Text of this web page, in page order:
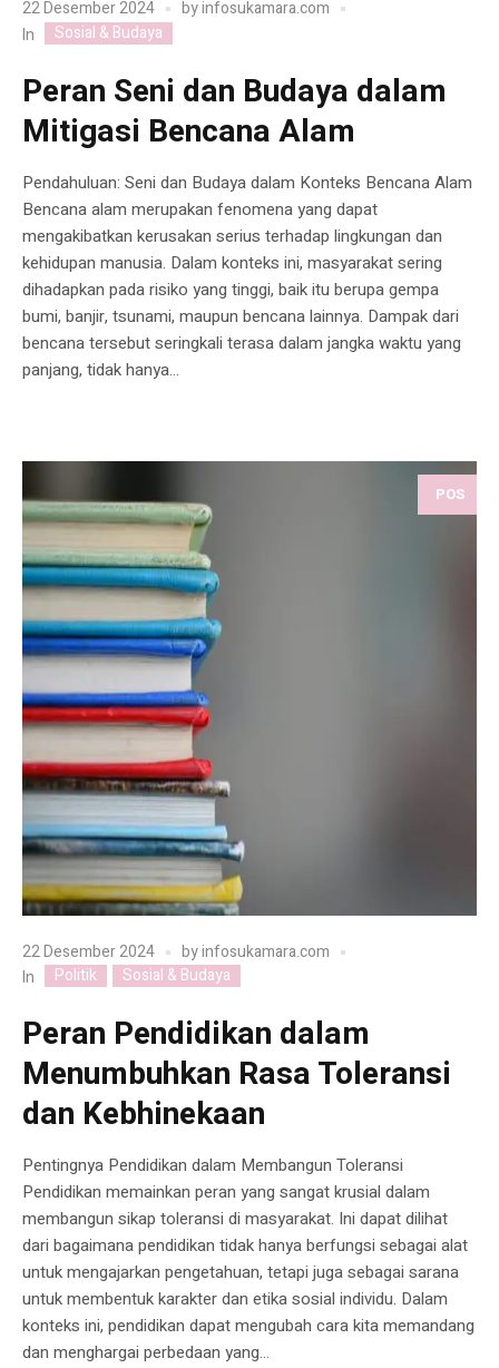
22 Desember 2024 byinfosukamara.com
In
Sosial & Budaya
Peran Seni dan Budaya dalam
Mitigasi Bencana Alam
Pendahuluan: Seni dan Budaya dalam Konteks Bencana Alam
Bencana alam merupakan fenomena yang dapat
mengakibatkan kerusakan serius terhadap lingkungan dan
kehidupan manusia. Dalam konteks ini, masyarakat sering
dihadapkan pada risiko yang tinggi, baik itu berupa gempa
bumi, banjir, tsunami, maupun bencana lainnya. Dampak dari
bencana tersebut seringkali terasa dalam jangka waktu yang
panjang, tidak hanya...
POS
22 Desember 2024 byinfosukamara.com
In
Politik Sosial & Budaya
Peran Pendidikan dalam
Menumbuhkan Rasa Toleransi
dan Kebhinekaan
Pentingnya Pendidikan dalam Membangun Toleransi
Pendidikan memainkan peran yang sangat krusial dalam
membangun sikap toleransi di masyarakat. Ini dapat dilihat
dari bagaimana pendidikan tidak hanya berfungsi sebagai alat
untuk mengajarkan pengetahuan, tetapi juga sebagai sarana
untuk membentuk karakter dan etika sosial individu. Dalam
konteks ini, pendidikan dapat mengubah cara kita memandang
dan menghargai perbedaan yang...